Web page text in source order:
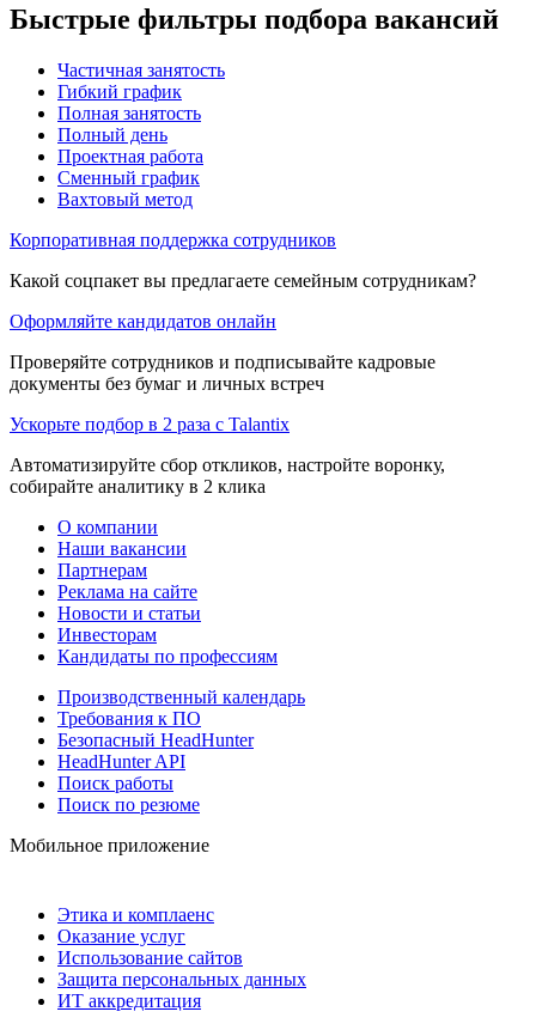
Быстрые фильтры подбора вакансий
Частичная занятость
Гибкий график
Полная занятость
Полный день
Проектная работа
Сменный график
Вахтовый метод
Корпоративная поддержка сотрудников
Какой соцпакет вы предлагаете семейным сотрудникам?
Оформляйте кандидатов онлайн
Проверяйте сотрудников и подписывайте кадровые
документы без бумаг и личных встреч
Ускорьте подбор в 2 раза с Talantix
Автоматизируйте сбор откликов, настройте воронку,
собирайте аналитику в 2 клика
О компании
Наши вакансии
Партнерам
Реклама на сайте
Новости и статьи
Инвесторам
Кандидаты по профессиям
Производственный календарь
Требования к ПО
Безопасный HeadHunter
HeadHunter API
Поиск работы
Поиск по резюме
Мобильное приложение
Этика и комплаенс
Оказание услуг
Использование сайтов
Защита персональных данных
ИТ аккредитация